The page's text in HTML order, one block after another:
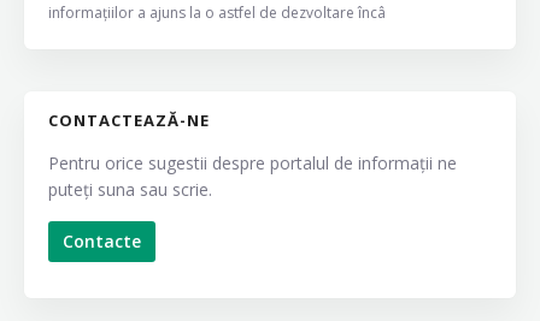
informațiilor a ajuns la o astfel de dezvoltare încâ
CONTACTEAZĂ-NE
Pentru orice sugestii despre portalul de informații ne
puteți suna sau scrie.
Contacte